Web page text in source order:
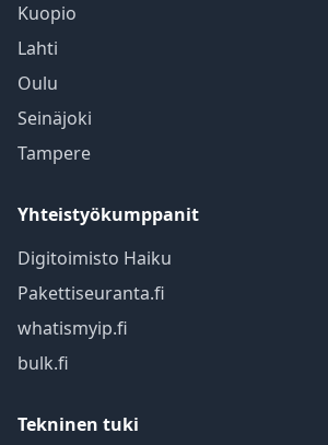
Kuopio
Lahti
Oulu
Seinäjoki
Tampere
Yhteistyökumppanit
Digitoimisto Haiku
Pakettiseuranta.fi
whatismyip.fi
bulk.fi
Tekninen tuki